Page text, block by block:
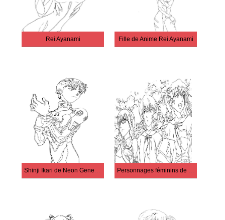
Rei Ayanami Fille de Anime Rei Ayanami
Shinji Ikari de Neon Genesis Evangelion Personnages féminins de Neon Genesis Evangelion